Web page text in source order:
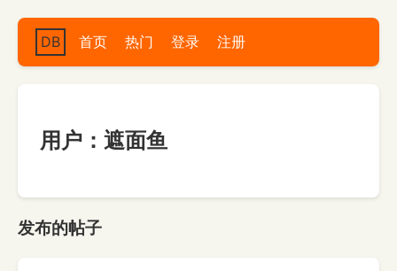
DB 首页 热门 登录 注册
用户：遮面鱼
发布的帖子